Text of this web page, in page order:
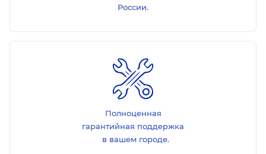
России.
Полноценная
гарантийная поддержка
в вашем городе.